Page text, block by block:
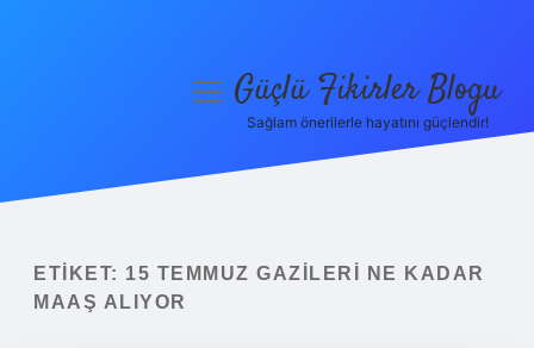
Yasal Uyarı
menüyüGüçlü Fikirler Blogu
Sağlam önerilerle hayatını güçlendir!
ETIKET: 15 TEMMUZ GAZILERI NE KADAR
MAAŞ ALIYOR